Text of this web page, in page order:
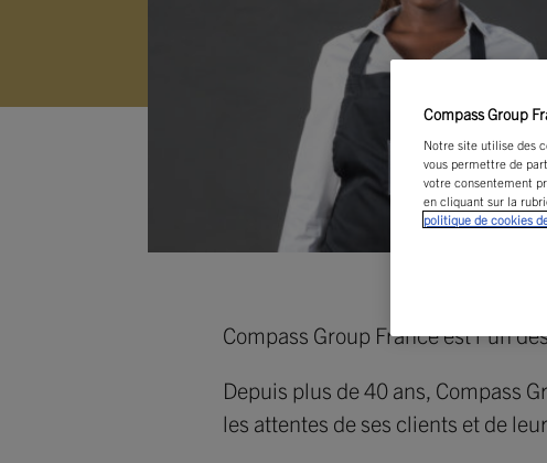
Compass Group France est l'un
Depuis plus de 40 ans, Compass
les attentes de ses clients et de
Compass Group
Notre site utilise des
vous permettre de
votre consentement
en cliquant sur la
politique de cookies